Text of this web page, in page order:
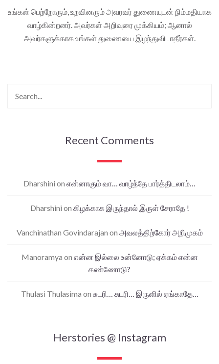
உங்கள் பெற்றோரும், உறவினரும் அவரவர் துணையுடன் நிம்மதியாக
வாழ்கின்றனர். அவர்கள் அறிவுரை முக்கியம்; ஆனால்
அவர்களுக்காக உங்கள் துணையை இழந்துவிடாதீர்கள்.
Recent Comments
Dharshini on என்னாகும் வா… வாழ்ந்தே பார்த்திடலாம்…
Dharshini on கிழக்காக இருந்தால் இருள் சேராதே !
Vanchinathan Govindarajan on அவலத்திற்கோர் அறிமுகம்
Manoramya on என்ன இல்லை உன்னோடு; ஏக்கம் என்ன
கண்ணோடு?
Thulasi Thulasima on சுடரி… சுடரி… இருளில் ஏங்காதே…
Herstories @ Instagram